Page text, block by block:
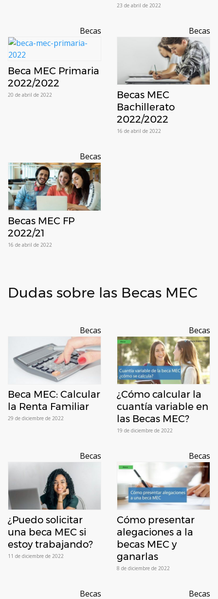
23 de abril de 2022
Becas
Beca MEC Primaria
2022/2022
20 de abril de 2022
Becas
Becas MEC
Bachillerato
2022/2022
16 de abril de 2022
Becas
Becas MEC FP
2022/21
16 de abril de 2022
Dudas sobre las Becas MEC
Becas
Beca MEC: Calcular
la Renta Familiar
29 de diciembre de 2022
Becas
¿Cómo calcular la
cuantía variable en
las Becas MEC?
19 de diciembre de 2022
Becas
¿Puedo solicitar
una beca MEC si
estoy trabajando?
11 de diciembre de 2022
Becas
Cómo presentar
alegaciones a la
becas MEC y
ganarlas
8 de diciembre de 2022
Becas Becas